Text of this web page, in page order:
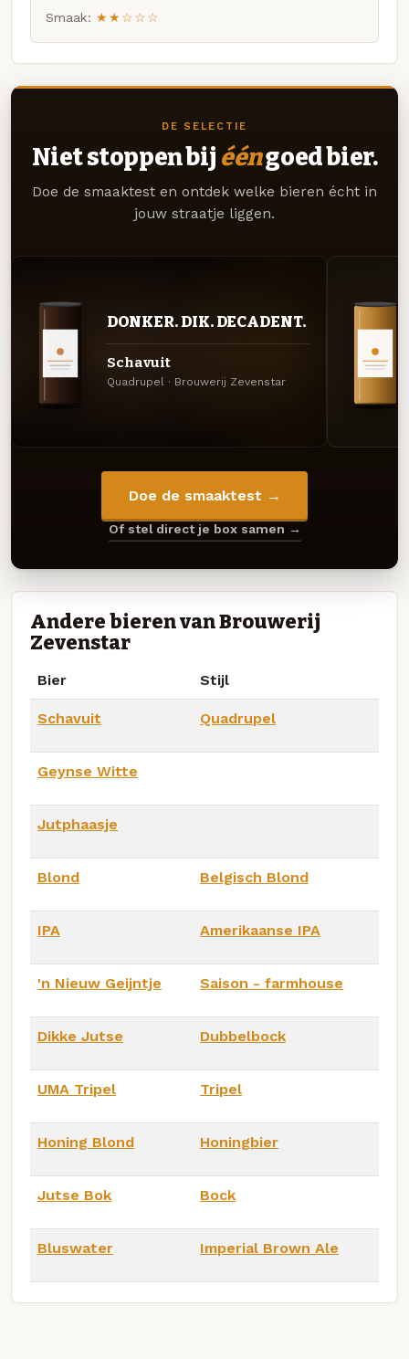
Smaak: ★★☆☆☆
DE SELECTIE
Niet stoppen bij ééngoed bier.
Doe de smaaktest en ontdek welke bieren écht in
jouw straatje liggen.
DONKER. DIK. DECADENT.
Schavuit
Quadrupel · Brouwerij Zevenstar
Doe de smaaktest →
Of stel direct je box samen →
Andere bieren van Brouwerij
Zevenstar
Bier Stijl
Schavuit Quadrupel
Geynse Witte
Jutphaasje
Blond Belgisch Blond
IPA Amerikaanse IPA
'n Nieuw Geijntje Saison - farmhouse
Dikke Jutse Dubbelbock
UMA Tripel Tripel
Honing Blond Honingbier
Jutse Bok Bock
Bluswater Imperial Brown Ale